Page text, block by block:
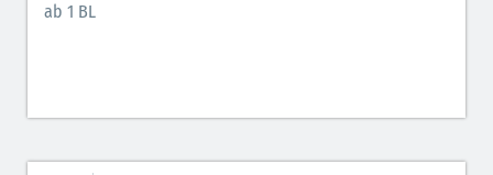
Elektrolyte NaCl (grün)
ab 1 BL